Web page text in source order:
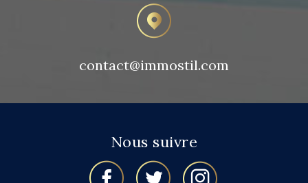
contact@immostil.com
Nous suivre